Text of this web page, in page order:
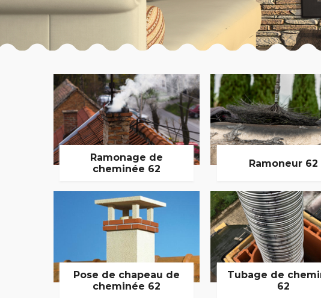
Ramonage de
cheminée 62
Ramoneur 62
Pose de chapeau de
cheminée 62
Tubage de
62